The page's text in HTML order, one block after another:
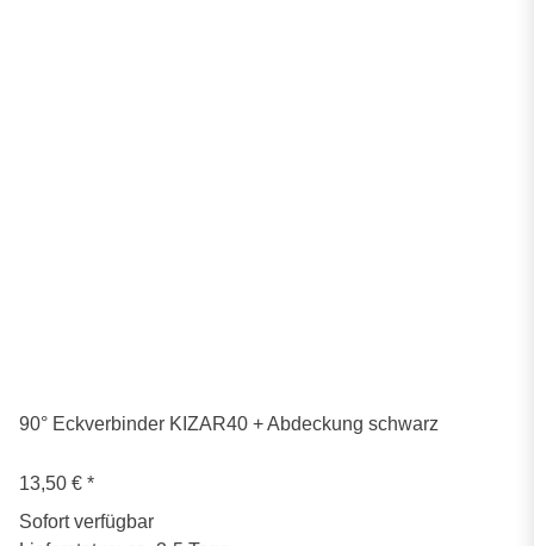
90° Eckverbinder KIZAR40 + Abdeckung schwarz
13,50 € *
Sofort verfügbar